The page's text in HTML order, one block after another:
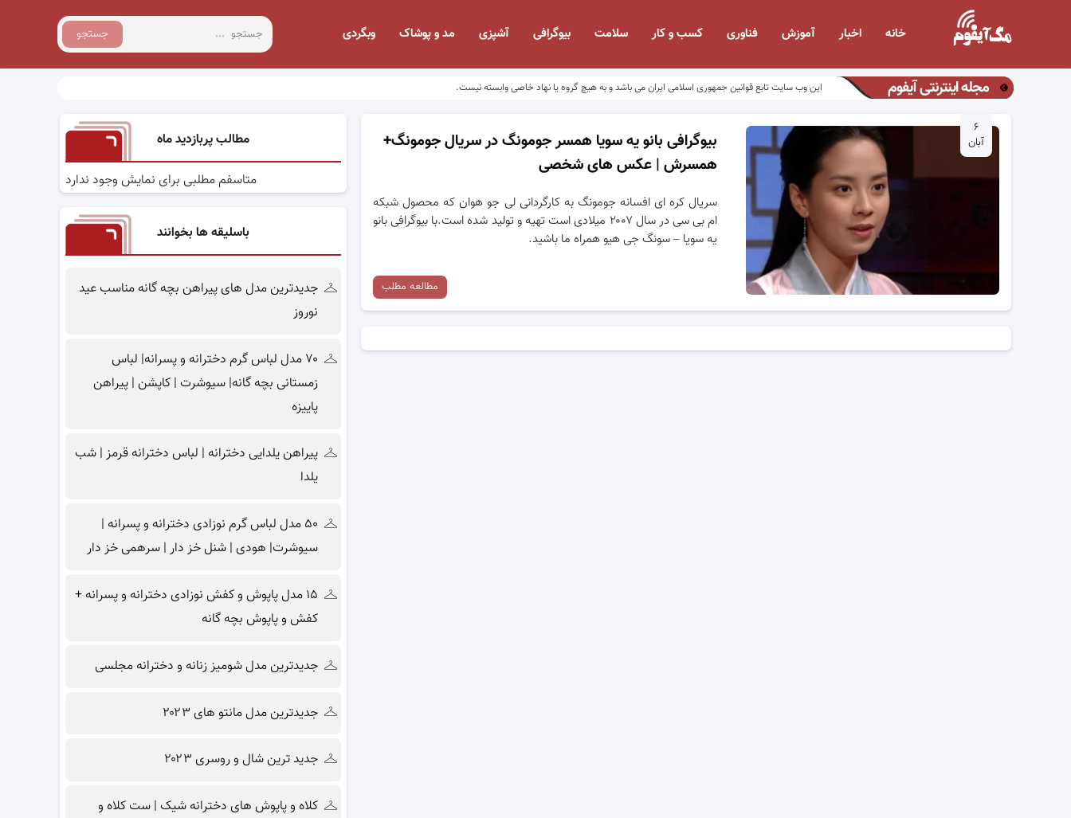
جستجو خانه اخبار آموزش فناوری کسب و کار سلامت بیوگرافی آشپزی مد و پوشاک وبگردی
مجله اینترنتی آیفوم این وب سایت تابع قوانین جمهوری اسلامی ایران می باشد و به هیچ گروه یا نهاد خاصی وابسته نیست.
۶
آبان
بیوگرافی بانو یه سویا همسر جومونگ در سریال جومونگ+
همسرش | عکس های شخصی
سریال کره ای افسانه جومونگ به کارگردانی لی جو هوان که محصول شبکه
ام‌ بی‌ سی در سال ۲۰۰۷ میلادی است تهیه و تولید شده است.با بیوگرافی بانو
یه سویا – سونگ جی هیو همراه ما باشید.
مطالعه مطلب
مطالب پربازدید ماه
متاسفم مطلبی برای نمایش وجود ندارد
باسلیقه ها بخوانند
جدیدترین مدل های پیراهن بچه گانه مناسب عید
نوروز
۷۰ مدل لباس گرم دخترانه و پسرانه| لباس
زمستانی بچه گانه| سیوشرت | کاپشن | پیراهن
پاییزه
پیراهن یلدایی دخترانه | لباس دخترانه قرمز | شب
یلدا
۵۰ مدل لباس گرم نوزادی دخترانه و پسرانه |
سیوشرت| هودی | شنل خز دار | سرهمی خز دار
۱۵ مدل پاپوش و کفش نوزادی دخترانه و پسرانه +
کفش و پاپوش بچه گانه
جدیدترین مدل شومیز زنانه و دخترانه مجلسی
جدیدترین مدل مانتو های ۲۰۲۳
جدید ترین شال و روسری ۲۰۲۳
کلاه و پاپوش های دخترانه شیک | ست کلاه و